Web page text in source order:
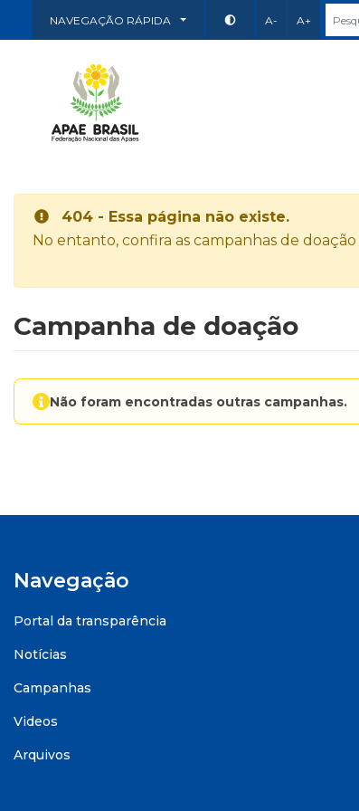
NAVEGAÇÃO RÁPIDA A- A+
404 - Essa página não existe.
No entanto, confira as campanhas de
Campanha de doação
Não foram encontradas outras campanhas.
Navegação
Portal da transparência
Notícias
Campanhas
Videos
Arquivos